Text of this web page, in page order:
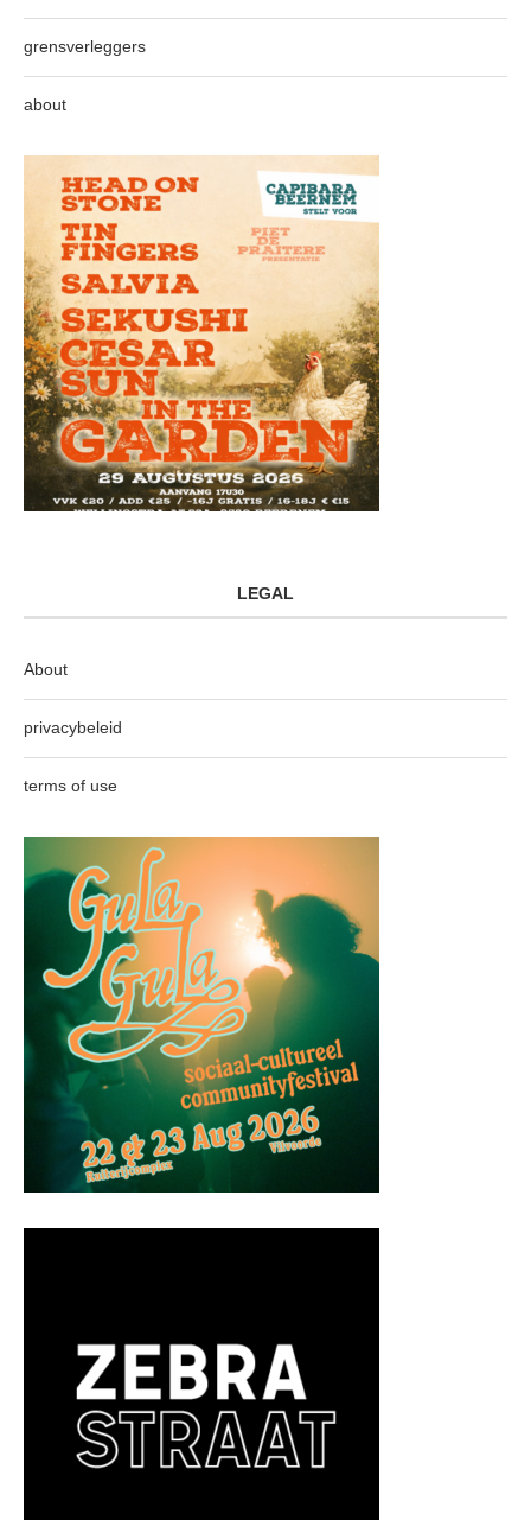
grensverleggers
about
LEGAL
About
privacybeleid
terms of use